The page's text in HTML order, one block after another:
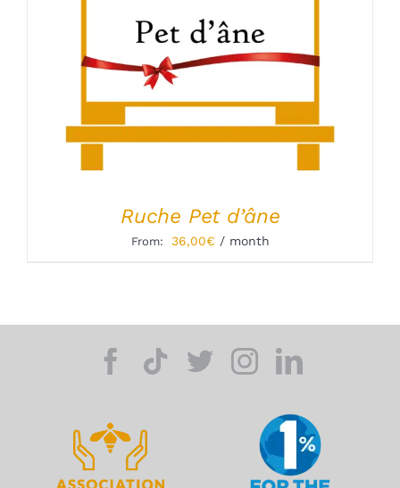
Ruche Pet d’âne
From: 36,00€ / month